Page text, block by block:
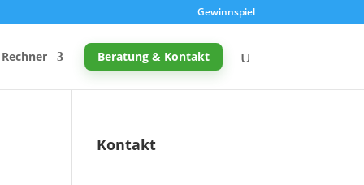
Gewinnspiel
Rechner Beratung & Kontakt
Kontakt